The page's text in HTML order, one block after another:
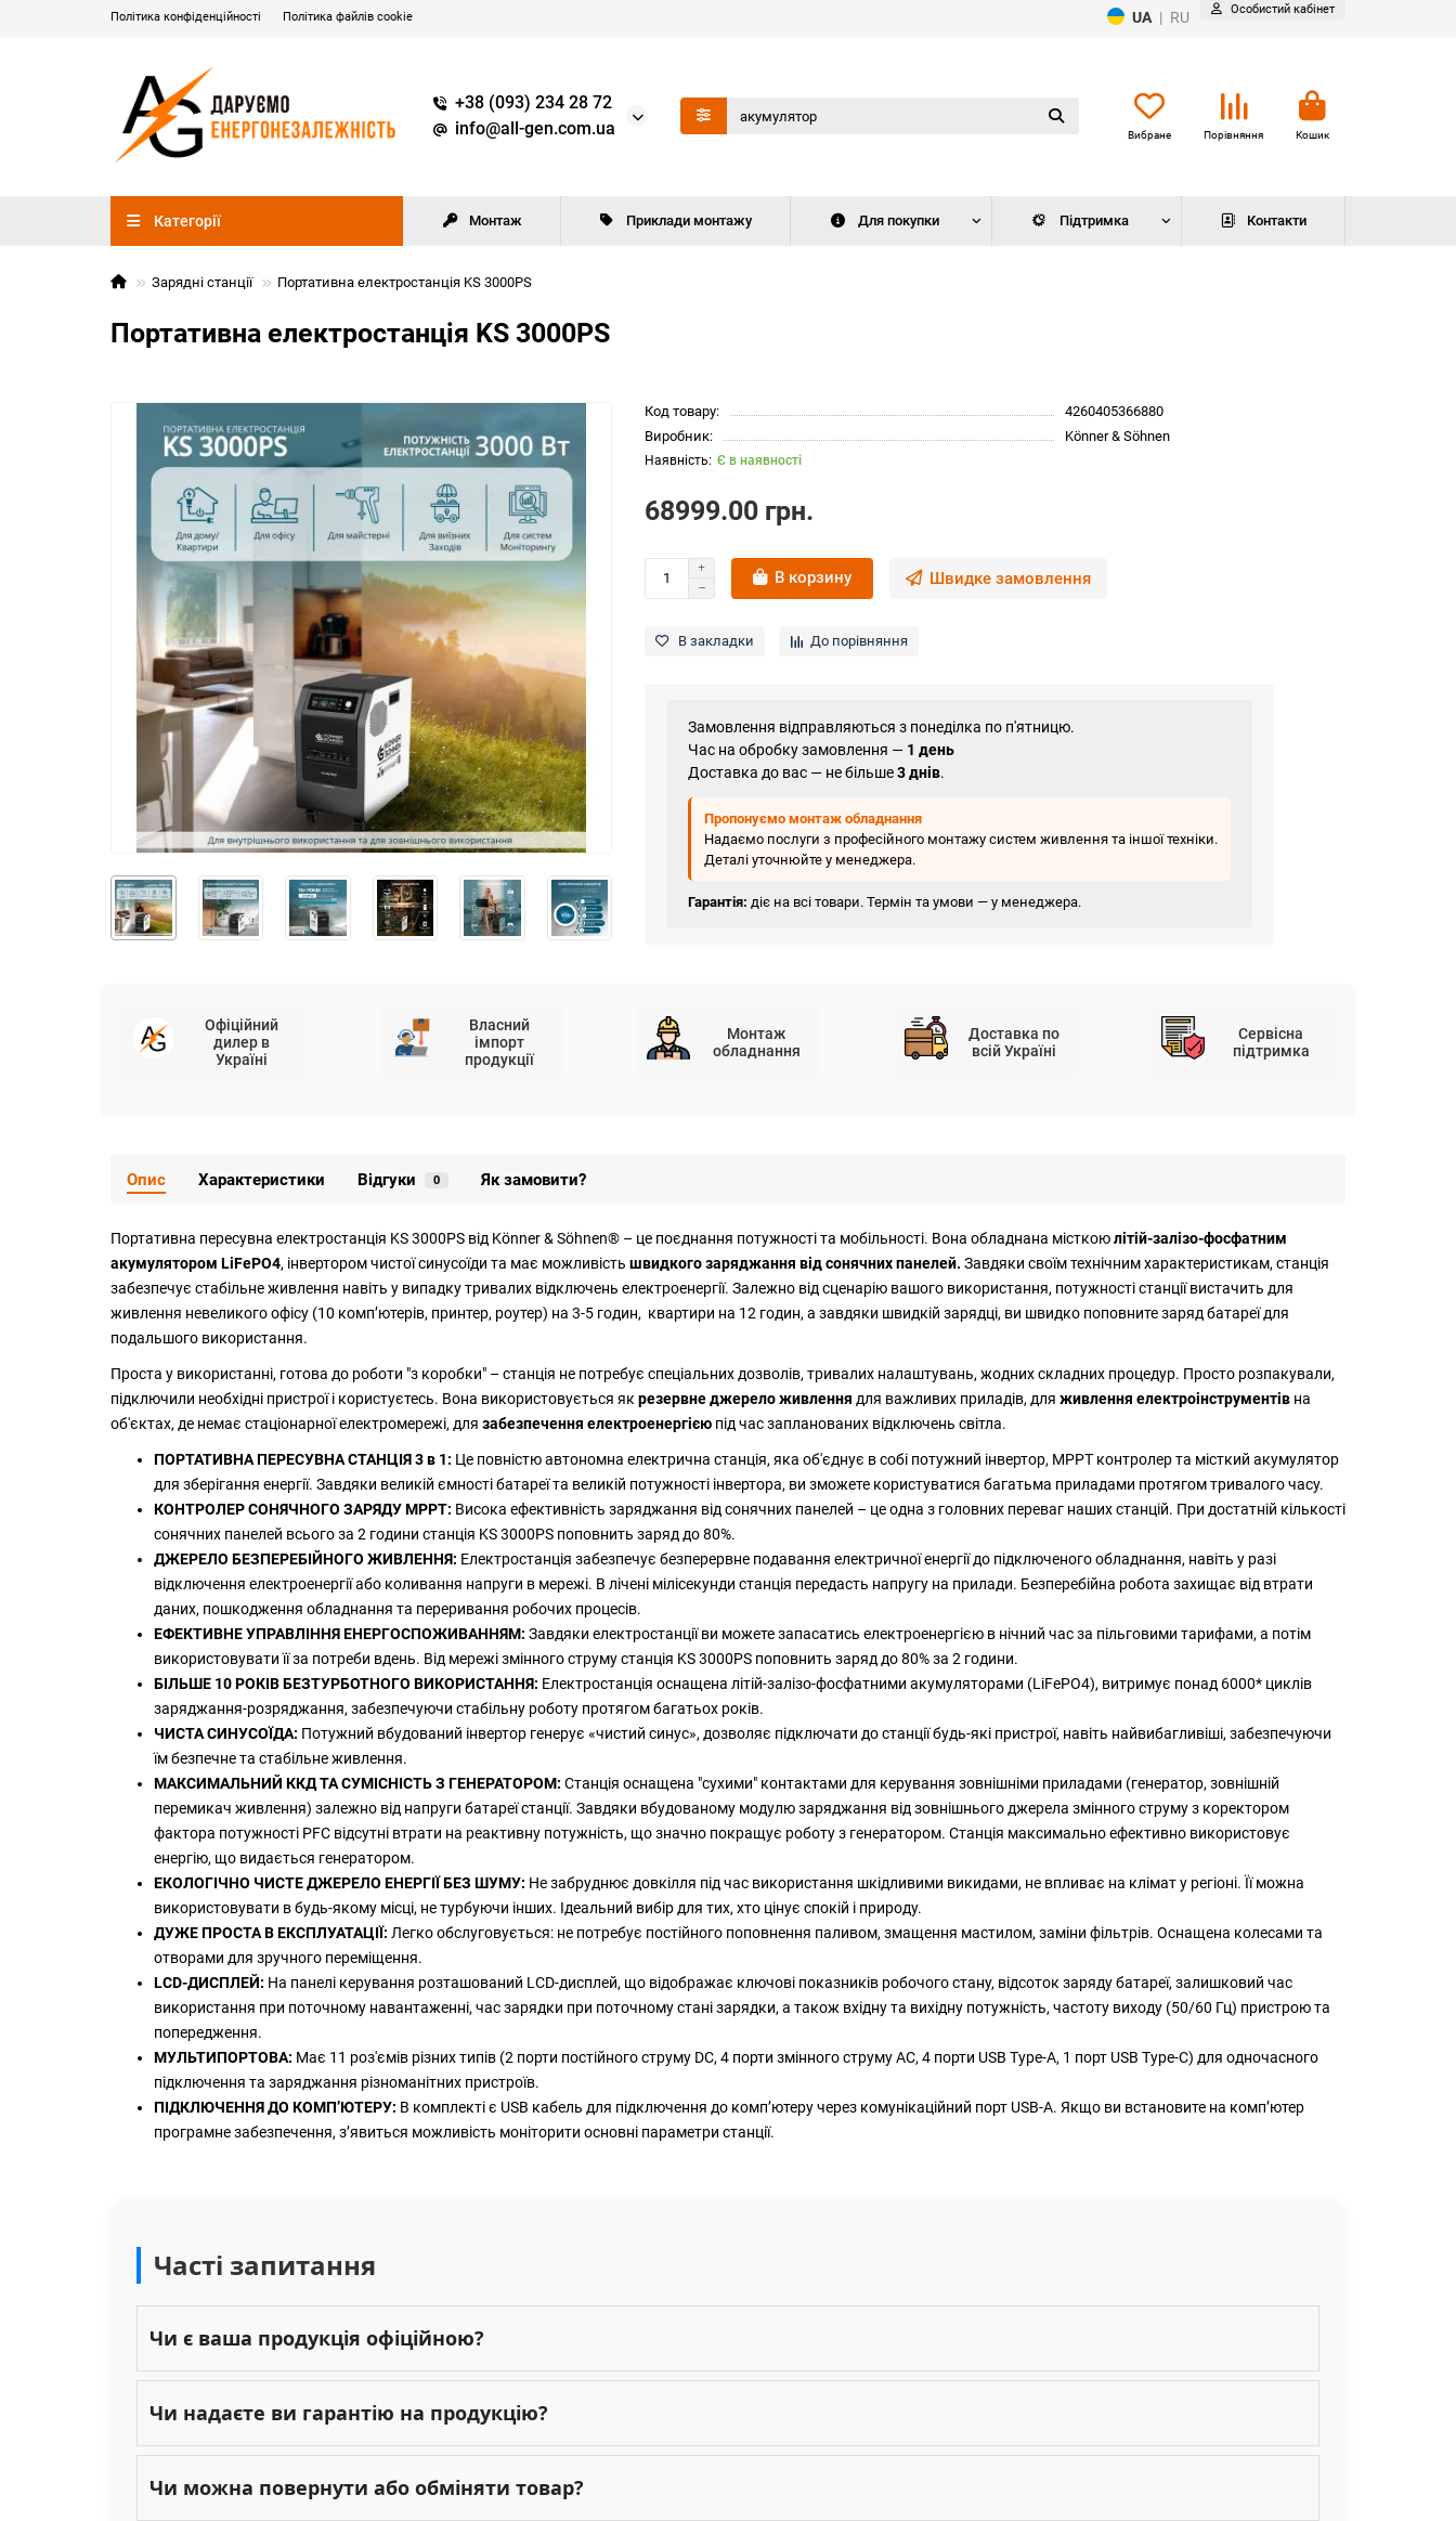
Політика конфіденційності Політика файлів cookie UA | RU Особистий кабінет
+38 (093) 234 28 72
info@all-gen.com.ua
Вибране Порівняння Кошик
Категорії Монтаж Приклади монтажу Для покупки Підтримка Контакти
Зарядні станції Портативна електростанція KS 3000PS
Портативна електростанція KS 3000PS
Код товару:
4260405366880
Виробник:
Könner & Söhnen
Є в наявності
68999.00 грн.
В корзину Швидке замовлення
В закладки До порівняння
Замовлення відправляються з понеділка по п'ятницю.
Час на обробку замовлення — 1 день
Доставка до вас — не більше3 днів.
Пропонуємо монтаж обладнання
Надаємо послуги з професійного монтажу систем живлення та іншої техніки.
Деталі уточнюйте у менеджера.
Гарантія: діє на всі товари. Термін та умови — у менеджера.
Офіційний
дилер в
Україні
Власний
імпорт
продукції
Монтаж
обладнання
Доставка по
всій Україні
Сервісна
підтримка
Опис Характеристики Відгуки 0 Як замовити?
Портативна пересувна електростанція KS 3000PS від Könner & Söhnen® – це поєднання потужності та мобільності. Вона обладнана місткоюлітій-залізо-фосфатним
акумулятором LiFePO4, інвертором чистої синусоїди та має можливість швидкого заряджання від сонячних панелей. Завдяки своїм технічним характеристикам, станція
забезпечує стабільне живлення навіть у випадку тривалих відключень електроенергії. Залежно від сценарію вашого використання, потужності станції вистачить для
живлення невеликого офісу (10 компʼютерів, принтер, роутер) на 3-5 годин, квартири на 12 годин, а завдяки швидкій зарядці, ви швидко поповните заряд батареї для
подальшого використання.
Проста у використанні, готова до роботи "з коробки" – станція не потребує спеціальних дозволів, тривалих налаштувань, жодних складних процедур. Просто розпакували,
підключили необхідні пристрої і користуєтесь. Вона використовується якрезервне джерело живлення для важливих приладів, для живлення електроінструментів на
об'єктах, де немає стаціонарної електромережі, для забезпечення електроенергією під час запланованих відключень світла.
ПОРТАТИВНА ПЕРЕСУВНА СТАНЦІЯ 3 в 1: Це повністю автономна електрична станція, яка об'єднує в собі потужний інвертор, MPPT контролер та місткий акумулятор
для зберігання енергії. Завдяки великій ємності батареї та великій потужності інвертора, ви зможете користуватися багатьма приладами протягом тривалого часу.
КОНТРОЛЕР СОНЯЧНОГО ЗАРЯДУ MPPT: Висока ефективність заряджання від сонячних панелей – це одна з головних переваг наших станцій. При достатній кількості
сонячних панелей всього за 2 години станція KS 3000PS поповнить заряд до 80%.
ДЖЕРЕЛО БЕЗПЕРЕБІЙНОГО ЖИВЛЕННЯ: Електростанція забезпечує безперервне подавання електричної енергії до підключеного обладнання, навіть у разі
відключення електроенергії або коливання напруги в мережі. В лічені мілісекунди станція передасть напругу на прилади. Безперебійна робота захищає від втрати
даних, пошкодження обладнання та переривання робочих процесів.
ЕФЕКТИВНЕ УПРАВЛІННЯ ЕНЕРГОСПОЖИВАННЯМ: Завдяки електростанції ви можете запасатись електроенергією в нічний час за пільговими тарифами, а потім
використовувати її за потреби вдень. Від мережі змінного струму станція KS 3000PS поповнить заряд до 80% за 2 години.
БІЛЬШЕ 10 РОКІВ БЕЗТУРБОТНОГО ВИКОРИСТАННЯ: Електростанція оснащена літій-залізо-фосфатними акумуляторами (LiFePO4), витримує понад 6000* циклів
заряджання-розряджання, забезпечуючи стабільну роботу протягом багатьох років.
ЧИСТА СИНУСОЇДА: Потужний вбудований інвертор генерує «чистий синус», дозволяє підключати до станції будь-які пристрої, навіть найвибагливіші, забезпечуючи
їм безпечне та стабільне живлення.
МАКСИМАЛЬНИЙ ККД ТА СУМІСНІСТЬ З ГЕНЕРАТОРОМ: Станція оснащена "сухими" контактами для керування зовнішніми приладами (генератор, зовнішній
перемикач живлення) залежно від напруги батареї станції. Завдяки вбудованому модулю заряджання від зовнішнього джерела змінного струму з коректором
фактора потужності PFC відсутні втрати на реактивну потужність, що значно покращує роботу з генератором. Станція максимально ефективно використовує
енергію, що видається генератором.
ЕКОЛОГІЧНО ЧИСТЕ ДЖЕРЕЛО ЕНЕРГІЇ БЕЗ ШУМУ: Не забруднює довкілля під час використання шкідливими викидами, не впливає на клімат у регіоні. Її можна
використовувати в будь-якому місці, не турбуючи інших. Ідеальний вибір для тих, хто цінує спокій і природу.
ДУЖЕ ПРОСТА В ЕКСПЛУАТАЦІЇ: Легко обслуговується: не потребує постійного поповнення паливом, змащення мастилом, заміни фільтрів. Оснащена колесами та
отворами для зручного переміщення.
LCD-ДИСПЛЕЙ: На панелі керування розташований LCD-дисплей, що відображає ключові показників робочого стану, відсоток заряду батареї, залишковий час
використання при поточному навантаженні, час зарядки при поточному стані зарядки, а також вхідну та вихідну потужність, частоту виходу (50/60 Гц) пристрою та
попередження.
МУЛЬТИПОРТОВА: Має 11 роз'ємів різних типів (2 порти постійного струму DC, 4 порти змінного струму AC, 4 порти USB Type-A, 1 порт USB Type-C) для одночасного
підключення та заряджання різноманітних пристроїв.
ПІДКЛЮЧЕННЯ ДО КОМП’ЮТЕРУ: В комплекті є USB кабель для підключення до комп’ютеру через комунікаційний порт USB-A. Якщо ви встановите на компʼютер
програмне забезпечення, зʼявиться можливість моніторити основні параметри станції.
Часті запитання
Чи є ваша продукція офіційною?
Чи надаєте ви гарантію на продукцію?
Чи можна повернути або обміняти товар?